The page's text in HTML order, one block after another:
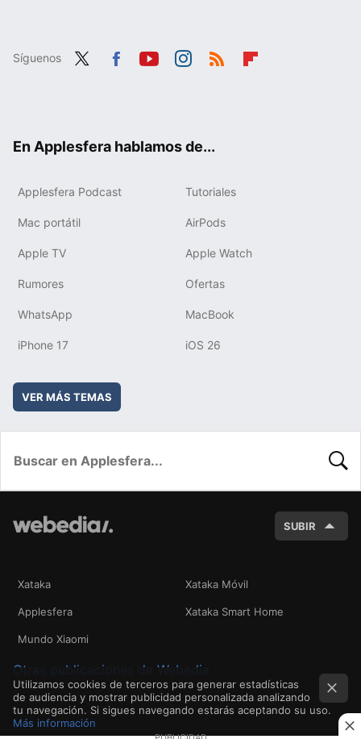
Síguenos
En Applesfera hablamos de...
Applesfera Podcast Tutoriales
Mac portátil AirPods
Apple TV Apple Watch
Rumores Ofertas
WhatsApp MacBook
iPhone 17 iOS 26
VER MÁS TEMAS
SUBIR
Xataka Xataka Móvil
Applesfera Xataka Smart Home
Mundo Xiaomi
Otras publicaciones de Webedia
Utilizamos cookies de terceros para generar estadísticas
de audiencia y mostrar publicidad personalizada analizando
tu navegación. Si sigues navegando estarás aceptando su uso.
Más información